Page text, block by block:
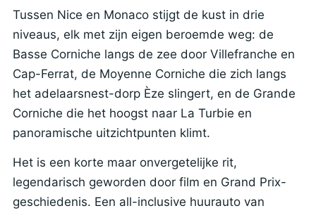
Tussen Nice en Monaco stijgt de kust in drie
niveaus, elk met zijn eigen beroemde weg: de
Basse Corniche langs de zee door Villefranche en
Cap-Ferrat, de Moyenne Corniche die zich langs
het adelaarsnest-dorp Èze slingert, en de Grande
Corniche die het hoogst naar La Turbie en
panoramische uitzichtpunten klimt.
Het is een korte maar onvergetelijke rit,
legendarisch geworden door film en Grand Prix-
geschiedenis. Een all-inclusive huurauto van